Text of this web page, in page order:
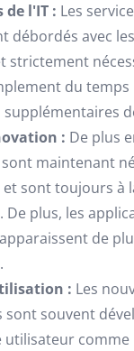
l'IT : Les
débordés avec
strictement
du
supplémentaires
: De plus
maintenant
sont toujours à
De plus, les
de
: Les
souvent
utilisateur comme